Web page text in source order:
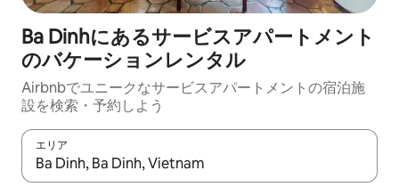
Ba Dinhにあるサービスアパートメント
のバケーションレンタル
Airbnbでユニークなサービスアパートメントの宿泊施
設を検索・予約しよう
エリア
検索結果が表示されたら、上下の矢印キーを使って移動するか